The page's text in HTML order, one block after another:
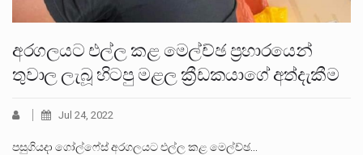
අරගලයට එල්ල කළ මෙල්ච්ඡ ප්‍රහාරයෙන්
තුවාල ලැබූ හිටපු මළල ක්‍රීඩකයාගේ අත්දැකීම
Jul 24, 2022
පසුගියදා ගෝල්ෆේස් අරගලයට එල්ල කළ මෙල්ච්ඡ…